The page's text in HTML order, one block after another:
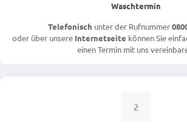
Waschtermin
Telefonisch unter der Rufnummer
oder über unsere Internetseite können Sie
einen Termin mit uns
2